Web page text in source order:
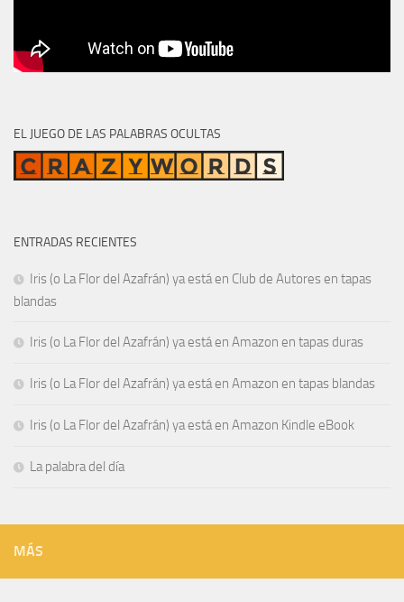
EL JUEGO DE LAS PALABRAS OCULTAS
ENTRADAS RECIENTES
Iris (o La Flor del Azafrán) ya está en Club de Autores en tapas
blandas
Iris (o La Flor del Azafrán) ya está en Amazon en tapas duras
Iris (o La Flor del Azafrán) ya está en Amazon en tapas blandas
Iris (o La Flor del Azafrán) ya está en Amazon Kindle eBook
La palabra del día
MÁS